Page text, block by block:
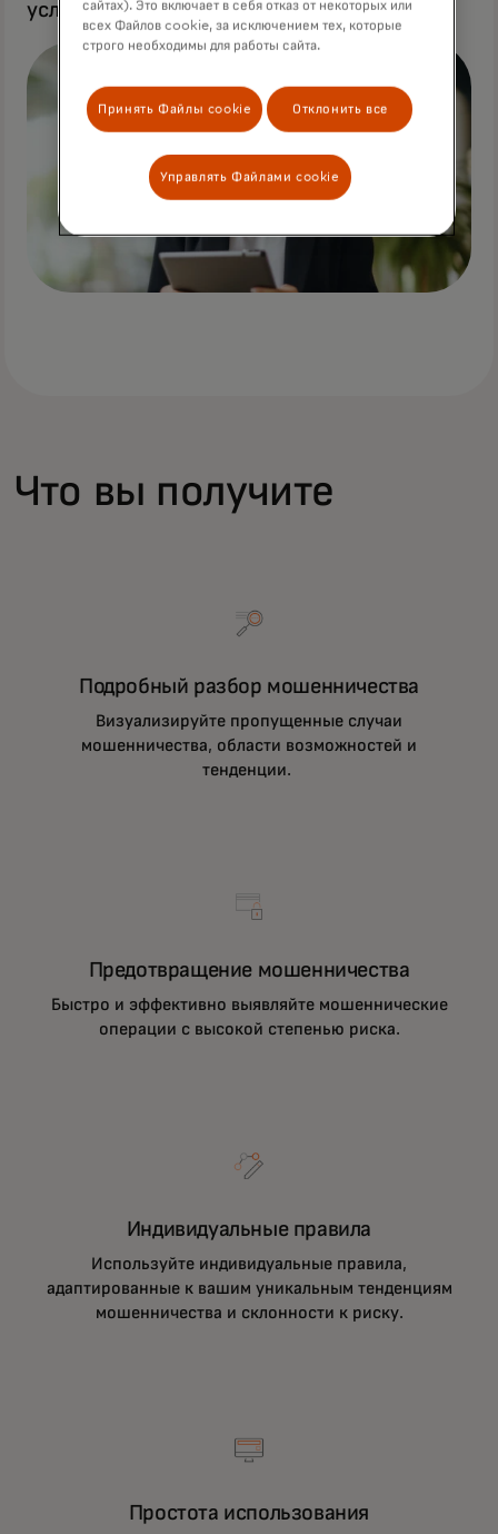
условиях транзакций.
Что вы получите
Подробный разбор мошенничества
Визуализируйте пропущенные случаи
мошенничества, области возможностей и
тенденции.
Предотвращение мошенничества
Быстро и эффективно выявляйте мошеннические
операции с высокой степенью риска.
Индивидуальные правила
Используйте индивидуальные правила,
адаптированные к вашим уникальным тенденциям
мошенничества и склонности к риску.
Простота использования
сайтах). Это включает в себя отказ от некоторых или
всех Файлов cookie, за исключением тех, которые
строго необходимы для работы сайта.
Принять Файлы cookie Отклонить все
Управлять Файлами cookie